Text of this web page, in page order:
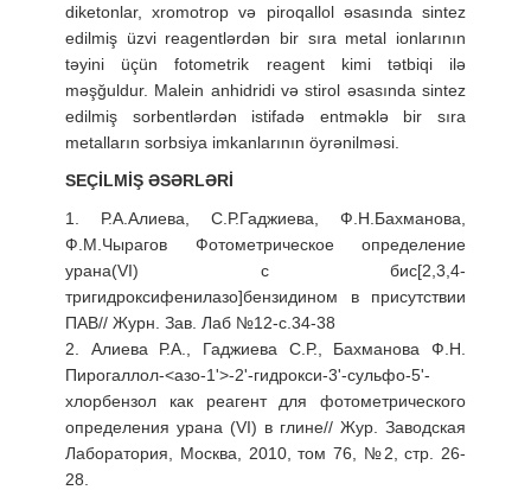
diketonlar, xromotrop və piroqallol əsasında sintez
edilmiş üzvi reagentlərdən bir sıra metal ionlarının
təyini üçün fotometrik reagent kimi tətbiqi ilə
məşğuldur. Malein anhidridi və stirol əsasında sintez
edilmiş sorbentlərdən istifadə entməklə bir sıra
metalların sorbsiya imkanlarının öyrənilməsi.
SEÇİLMİŞ ƏSƏRLƏRİ
1. Р.А.Алиева, С.Р.Гаджиева, Ф.Н.Бахманова,
Ф.М.Чырагов Фотометрическое определение
урана(VI) с бис[2,3,4-
тригидроксифенилазо]бензидином в присутствии
ПАВ// Журн. Зав. Лаб №12-c.34-38
2. Алиева Р.А., Гаджиева С.Р., Бахманова Ф.Н.
Пирогаллол-<азо-1'>-2'-гидрокси-3'-сульфо-5'-
хлорбензол как реагент для фотометрического
определения урана (VI) в глине// Жур. Заводская
Лаборатория, Москва, 2010, том 76, №2, стр. 26-
28.